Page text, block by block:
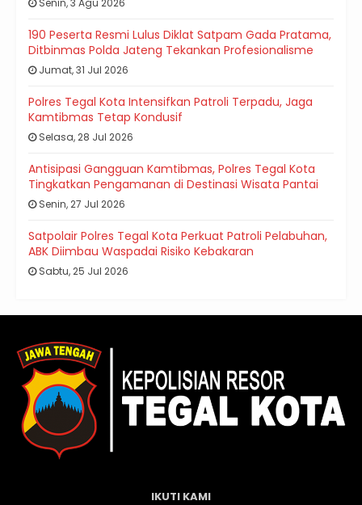
Senin, 3 Agu 2026
190 Peserta Resmi Lulus Diklat Satpam Gada Pratama,
Ditbinmas Polda Jateng Tekankan Profesionalisme
Jumat, 31 Jul 2026
Polres Tegal Kota Intensifkan Patroli Terpadu, Jaga
Kamtibmas Tetap Kondusif
Selasa, 28 Jul 2026
Antisipasi Gangguan Kamtibmas, Polres Tegal Kota
Tingkatkan Pengamanan di Destinasi Wisata Pantai
Senin, 27 Jul 2026
Satpolair Polres Tegal Kota Perkuat Patroli Pelabuhan,
ABK Diimbau Waspadai Risiko Kebakaran
Sabtu, 25 Jul 2026
IKUTI KAMI